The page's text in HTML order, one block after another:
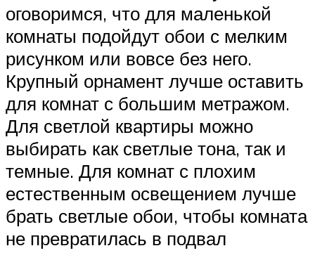
оговоримся, что для маленькой
комнаты подойдут обои с мелким
рисунком или вовсе без него.
Крупный орнамент лучше оставить
для комнат с большим метражом.
Для светлой квартиры можно
выбирать как светлые тона, так и
темные. Для комнат с плохим
естественным освещением лучше
брать светлые обои, чтобы комната
не превратилась в подвал